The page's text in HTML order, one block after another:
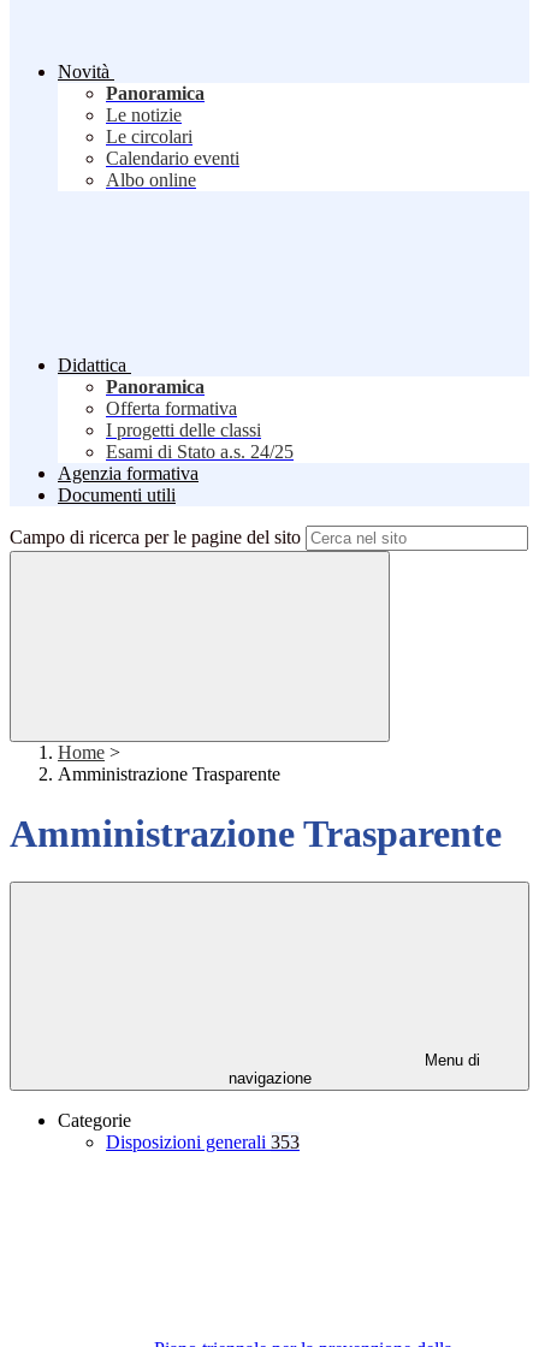
Novità
Panoramica
Le notizie
Le circolari
Calendario eventi
Albo online
Didattica
Panoramica
Offerta formativa
I progetti delle classi
Esami di Stato a.s. 24/25
Agenzia formativa
Documenti utili
Campo di ricerca per le pagine del sito
Home >
Amministrazione Trasparente
Amministrazione Trasparente
Menu di
navigazione
Categorie
Disposizioni generali 353